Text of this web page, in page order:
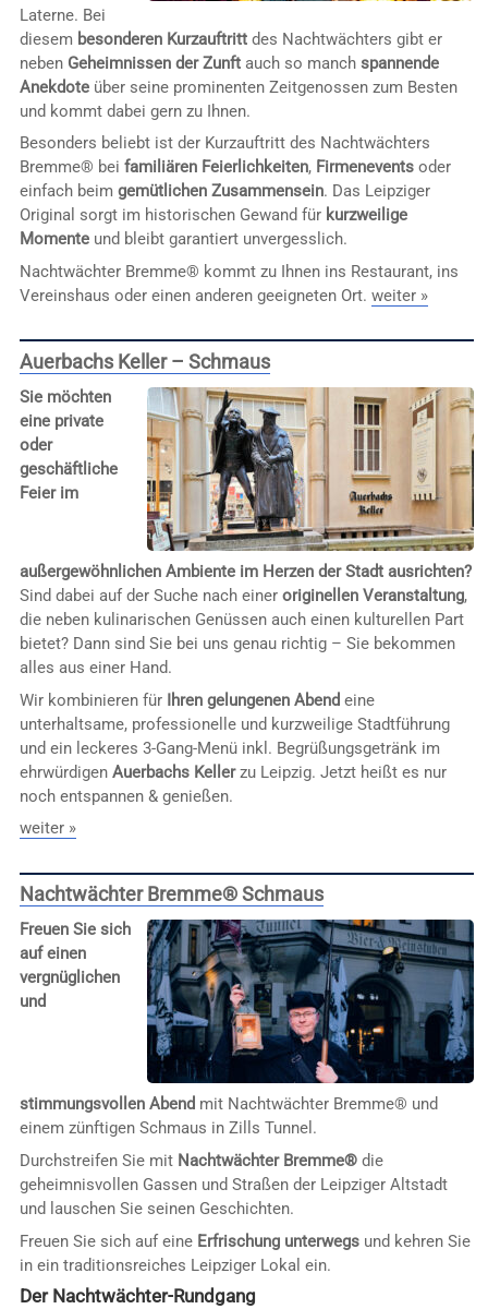
Laterne. Bei
diesem besonderen Kurzauftrittdes Nachtwächters gibt er
neben Geheimnissen der Zunftauch so manch spannende
Anekdoteüber seine prominenten Zeitgenossen zum Besten
und kommt dabei gern zu Ihnen.
Besonders beliebt ist der Kurzauftritt des Nachtwächters
Bremme® bei familiären Feierlichkeiten, Firmeneventsoder
einfach beim gemütlichen Zusammensein. Das Leipziger
Original sorgt im historischen Gewand für kurzweilige
Momenteund bleibt garantiert unvergesslich.
Nachtwächter Bremme® kommt zu Ihnen ins Restaurant, ins
Vereinshaus oder einen anderen geeigneten Ort. weiter »
Auerbachs Keller – Schmaus
Sie möchten
eine private
oder
geschäftliche
Feier im
außergewöhnlichen Ambiente im Herzen der Stadt ausrichten?
Sind dabei auf der Suche nach einer originellen Veranstaltung,
die neben kulinarischen Genüssen auch einen kulturellen Part
bietet? Dann sind Sie bei uns genau richtig – Sie bekommen
alles aus einer Hand.
Wir kombinieren für Ihren gelungenen Abend eine
unterhaltsame, professionelle und kurzweilige Stadtführung
und ein leckeres 3-Gang-Menü inkl. Begrüßungsgetränk im
ehrwürdigen Auerbachs Kellerzu Leipzig. Jetzt heißt es nur
noch entspannen & genießen.
weiter »
Nachtwächter Bremme® Schmaus
Freuen Sie sich
auf einen
vergnüglichen
und
stimmungsvollen Abend mit Nachtwächter Bremme® und
einem zünftigen Schmaus in Zills Tunnel.
Durchstreifen Sie mit Nachtwächter Bremme®die
geheimnisvollen Gassen und Straßen der Leipziger Altstadt
und lauschen Sie seinen Geschichten.
Freuen Sie sich auf eine Erfrischung unterwegsund kehren Sie
in ein traditionsreiches Leipziger Lokal ein.
Der Nachtwächter-Rundgang